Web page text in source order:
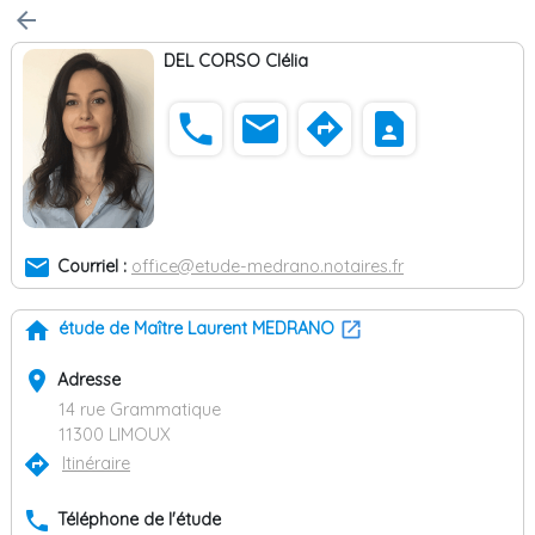
arrow_back
DEL CORSO Clélia
phone email directions contact_page
email Courriel : office@etude-medrano.notaires.fr
home étude de Maître Laurent MEDRANO
place Adresse
14 rue Grammatique
11300 LIMOUX
directions Itinéraire
phone Téléphone de l'étude